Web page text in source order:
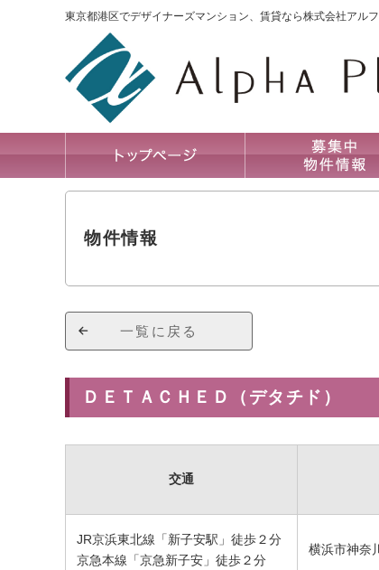
東京都港区でデザイナーズマンション、賃貸なら株式会社アル
物件情報
一覧に戻る
ＤＥＴＡＣＨＥＤ（デタチド）
交通
JR京浜東北線「新子安駅」徒歩２分
京急本線「京急新子安」徒歩２分
横浜市神奈